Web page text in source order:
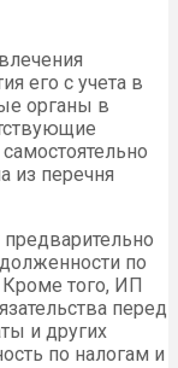
его с учета в
органы в
из перечня
по
того, ИП
перед
и других
по налогам и